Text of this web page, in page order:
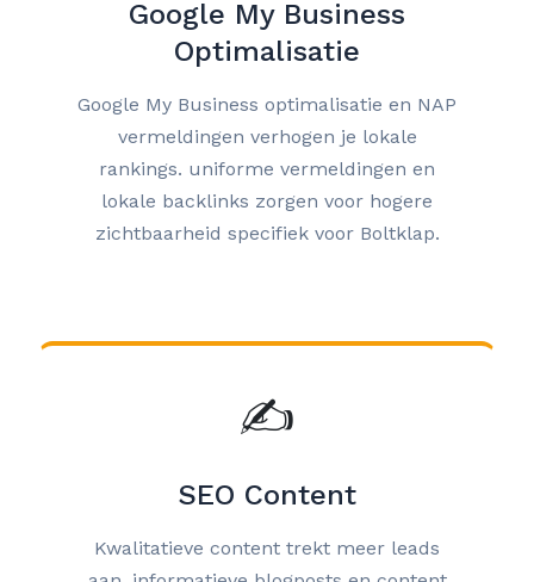
Google My Business
Optimalisatie
Google My Business optimalisatie en NAP
vermeldingen verhogen je lokale
rankings. uniforme vermeldingen en
lokale backlinks zorgen voor hogere
zichtbaarheid specifiek voor Boltklap.
✍️
SEO Content
Kwalitatieve content trekt meer leads